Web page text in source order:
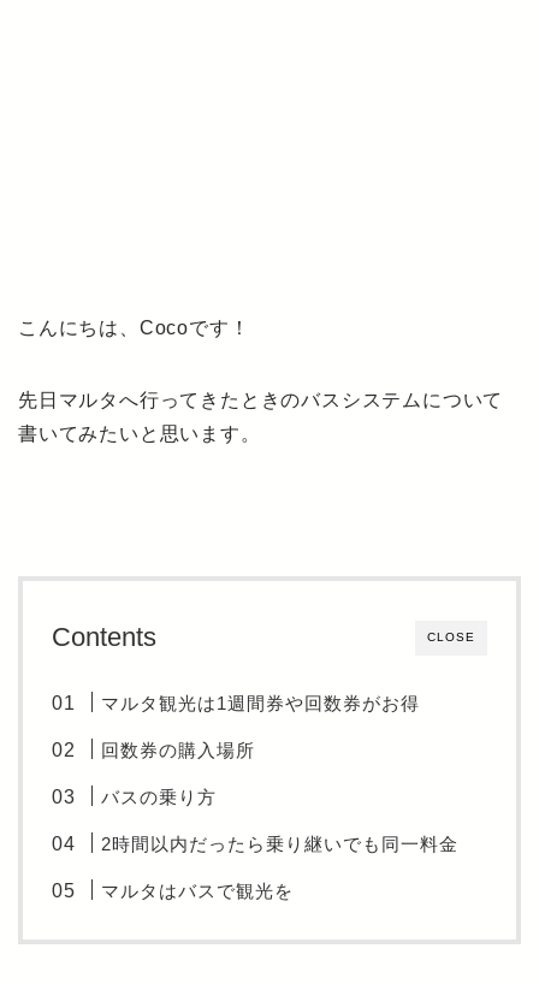
こんにちは、Cocoです！
先日マルタへ行ってきたときのバスシステムについて
書いてみたいと思います。
CLOSE
Contents
マルタ観光は1週間券や回数券がお得
回数券の購入場所
バスの乗り方
2時間以内だったら乗り継いでも同一料金
マルタはバスで観光を